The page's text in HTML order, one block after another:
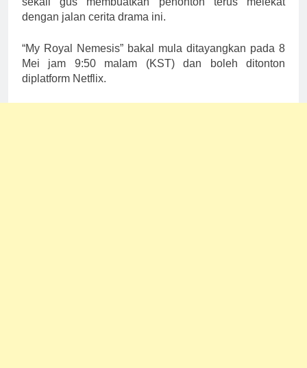
dengan jalan cerita drama ini.
“My Royal Nemesis” bakal mula ditayangkan pada 8
Mei jam 9:50 malam (KST) dan boleh ditonton
diplatform Netflix.